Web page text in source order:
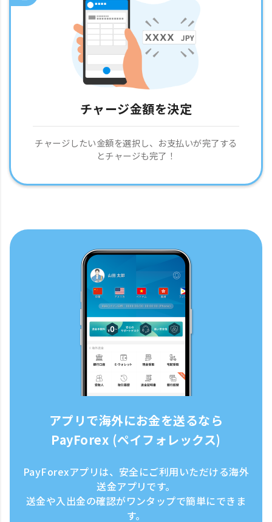
チャージ金額を決定
チャージしたい金額を選択し、お支払いが完了する
とチャージも完了！
アプリで海外にお金を送るなら
PayForex (ペイフォレックス)
PayForexアプリは、安全にご利用いただける海外
送金アプリです。
送金や入出金の確認がワンタップで簡単にできま
す。